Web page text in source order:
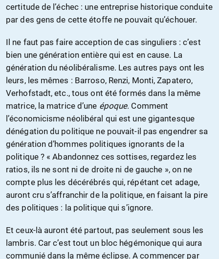
certitude de l’échec : une entreprise historique conduite
par des gens de cette étoffe ne pouvait qu’échouer.
Il ne faut pas faire acception de cas singuliers : c’est
bien une génération entière qui est en cause. La
génération du néolibéralisme. Les autres pays ont les
leurs, les mêmes : Barroso, Renzi, Monti, Zapatero,
Verhofstadt, etc., tous ont été formés dans la même
matrice, la matrice d’une époque. Comment
l’économicisme néolibéral qui est une gigantesque
dénégation du politique ne pouvait-il pas engendrer sa
génération d’hommes politiques ignorants de la
politique ? « Abandonnez ces sottises, regardez les
ratios, ils ne sont ni de droite ni de gauche », on ne
compte plus les décérébrés qui, répétant cet adage,
auront cru s’affranchir de la politique, en faisant la pire
des politiques : la politique qui s’ignore.
Et ceux-là auront été partout, pas seulement sous les
lambris. Car c’est tout un bloc hégémonique qui aura
communié dans la même éclipse. A commencer par